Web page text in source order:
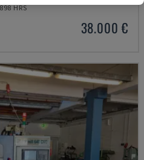
HRS
38.000 €